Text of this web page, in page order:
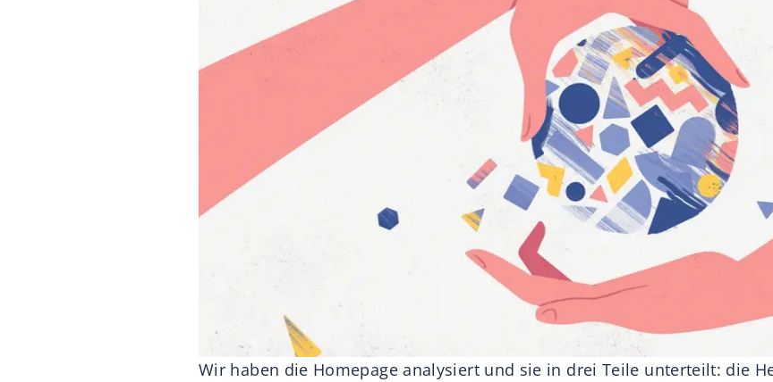
Wir haben die Homepage analysiert und sie in drei Teile unterteilt: die